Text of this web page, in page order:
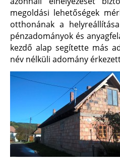
megoldási lehetőségek
otthonának a
pénzadományok és
kezdő alap segítette más
név nélküli adomány